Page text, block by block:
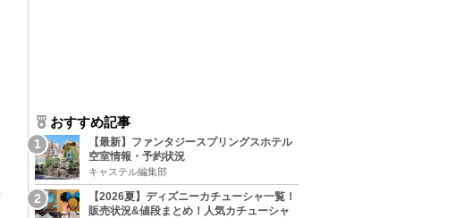
おすすめ記事
【最新】ファンタジースプリングスホテル
空室情報・予約状況
キャステル編集部
【2026夏】ディズニーカチューシャ一覧！
販売状況&値段まとめ！人気カチューシャ